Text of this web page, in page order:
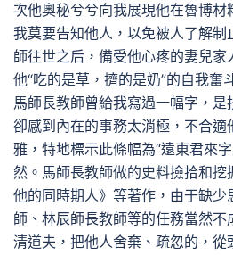
次他奧秘兮兮向我展現他在魯博
我莫要告知他人，以免被人了解
師往世之后，備受他心疼的妻兒家
他“吃的是草，擠的是奶”的自我奮
馬師長教師曾給我寫過一幅字，
卻感到內在的事務太消極，不合
雅，特地標示此條幅為“遠東君來
然。馬師長教師做的史料撿拾和
他的同時期人》等著作，由于缺
師、林辰師長教師等的任務當然不
清道夫，把他人舍棄、疏忽的，